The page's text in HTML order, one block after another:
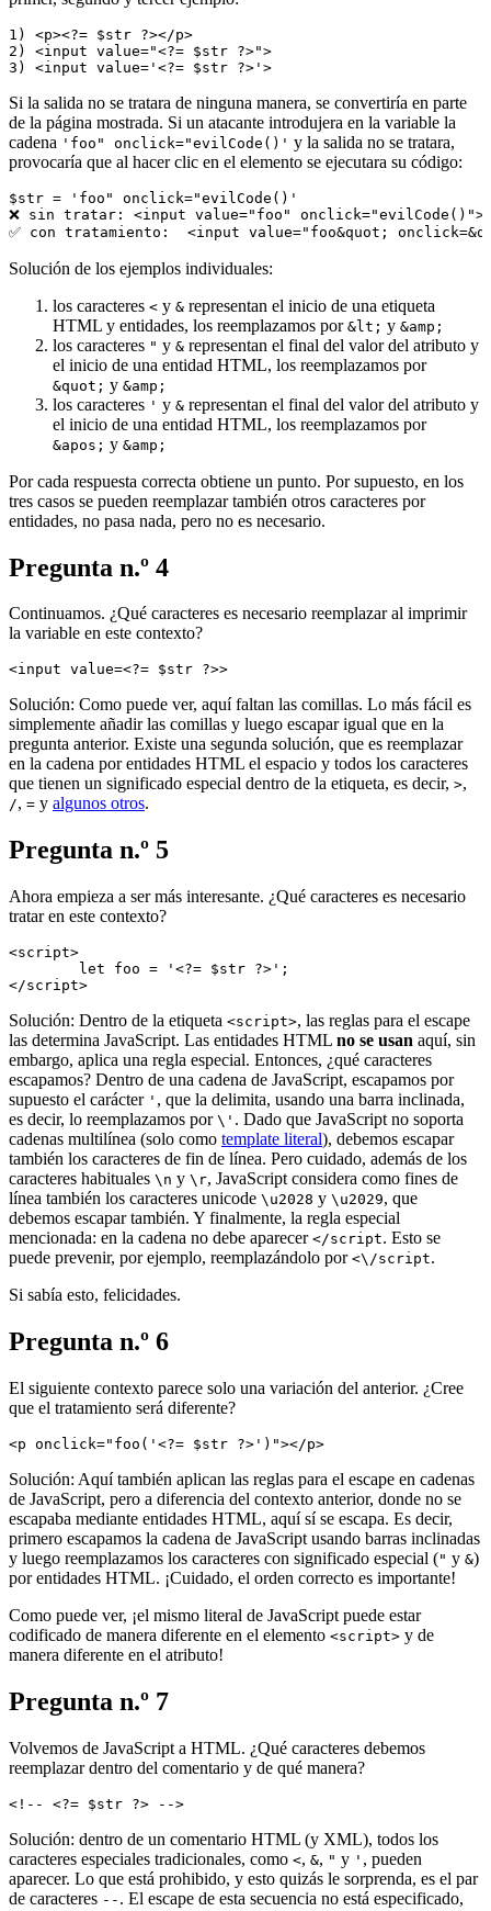
1) <p><?= $str ?></p>
2) <input value="<?= $str ?>">
Si la salida no se tratara de ninguna manera, se convertiría en parte
de la página mostrada. Si un atacante introdujera en la variable la
cadena 'foo" onclick="evilCode()' y la salida no se tratara,
provocaría que al hacer clic en el elemento se ejecutara su código:
$str = 'foo" onclick="evilCode()'
❌ sin tratar: <input value="foo" onclick="evilCode()">
Solución de los ejemplos individuales:
los caracteres < y & representan el inicio de una etiqueta
HTML y entidades, los reemplazamos por &lt; y &amp;
los caracteres " y & representan el final del valor del atributo y
el inicio de una entidad HTML, los reemplazamos por
&quot; y &amp;
los caracteres ' y & representan el final del valor del atributo y
el inicio de una entidad HTML, los reemplazamos por
&apos; y &amp;
Por cada respuesta correcta obtiene un punto. Por supuesto, en los
tres casos se pueden reemplazar también otros caracteres por
entidades, no pasa nada, pero no es necesario.
Pregunta n.º 4
Continuamos. ¿Qué caracteres es necesario reemplazar al imprimir
la variable en este contexto?
Solución: Como puede ver, aquí faltan las comillas. Lo más fácil es
simplemente añadir las comillas y luego escapar igual que en la
pregunta anterior. Existe una segunda solución, que es reemplazar
en la cadena por entidades HTML el espacio y todos los caracteres
que tienen un significado especial dentro de la etiqueta, es decir, >,
/, = y algunos otros.
Pregunta n.º 5
Ahora empieza a ser más interesante. ¿Qué caracteres es necesario
tratar en este contexto?
<script>
Solución: Dentro de la etiqueta <script>, las reglas para el escape
las determina JavaScript. Las entidades HTML no se usan aquí, sin
embargo, aplica una regla especial. Entonces, ¿qué caracteres
escapamos? Dentro de una cadena de JavaScript, escapamos por
supuesto el carácter ' , que la delimita, usando una barra inclinada,
es decir, lo reemplazamos por \' . Dado que JavaScript no soporta
cadenas multilínea (solo como template literal), debemos escapar
también los caracteres de fin de línea. Pero cuidado, además de los
caracteres habituales \n y \r, JavaScript considera como fines de
línea también los caracteres unicode \u2028 y \u2029, que
debemos escapar también. Y finalmente, la regla especial
mencionada: en la cadena no debe aparecer </script. Esto se
puede prevenir, por ejemplo, reemplazándolo por <\/script.
Si sabía esto, felicidades.
Pregunta n.º 6
El siguiente contexto parece solo una variación del anterior. ¿Cree
que el tratamiento será diferente?
Solución: Aquí también aplican las reglas para el escape en cadenas
de JavaScript, pero a diferencia del contexto anterior, donde no se
escapaba mediante entidades HTML, aquí sí se escapa. Es decir,
primero escapamos la cadena de JavaScript usando barras inclinadas
y luego reemplazamos los caracteres con significado especial (" y &)
por entidades HTML. ¡Cuidado, el orden correcto es importante!
Como puede ver, ¡el mismo literal de JavaScript puede estar
codificado de manera diferente en el elemento <script> y de
manera diferente en el atributo!
Pregunta n.º 7
Volvemos de JavaScript a HTML. ¿Qué caracteres debemos
reemplazar dentro del comentario y de qué manera?
Solución: dentro de un comentario HTML (y XML), todos los
caracteres especiales tradicionales, como <, &, " y ' , pueden
aparecer. Lo que está prohibido, y esto quizás le sorprenda, es el par
de caracteres -- . El escape de esta secuencia no está especificado,